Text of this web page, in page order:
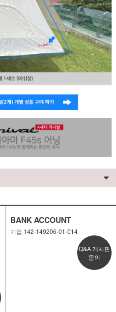
BANK ACCOUNT
기업 142-149206-01-014
Q&A 게시판
문의